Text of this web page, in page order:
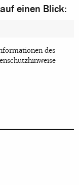
einen Blick:
des